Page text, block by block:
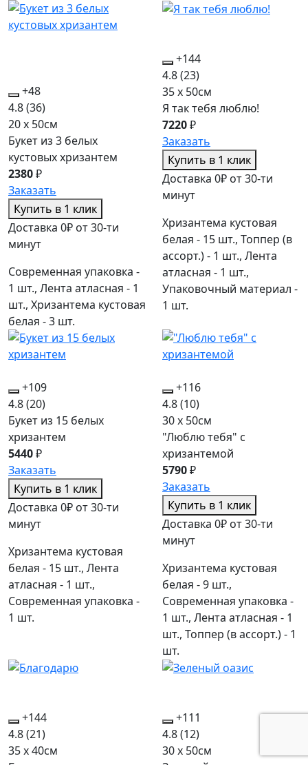
+48
4.8(36)
20 x 50см
Букет из 3 белых
кустовых хризантем
2380₽
Заказать
Купить в 1 клик
Доставка 0₽ от 30-ти
минут
Современная упаковка -
1 шт., Лента атласная - 1
шт., Хризантема кустовая
белая - 3 шт.
+144
4.8(23)
35 x 50см
Я так тебя люблю!
7220₽
Заказать
Купить в 1 клик
Доставка 0₽ от 30-ти
минут
Хризантема кустовая
белая - 15 шт., Топпер (в
ассорт.) - 1 шт., Лента
атласная - 1 шт.,
Упаковочный материал -
1 шт.
+109
4.8(20)
Букет из 15 белых
хризантем
5440₽
Заказать
Купить в 1 клик
Доставка 0₽ от 30-ти
минут
Хризантема кустовая
белая - 15 шт., Лента
атласная - 1 шт.,
Современная упаковка -
1 шт.
+116
4.8(10)
30 x 50см
"Люблю тебя" с
хризантемой
5790₽
Заказать
Купить в 1 клик
Доставка 0₽ от 30-ти
минут
Хризантема кустовая
белая - 9 шт.,
Современная упаковка -
1 шт., Лента атласная - 1
шт., Топпер (в ассорт.) - 1
шт.
+144
4.8(21)
35 x 40см
+111
4.8(12)
30 x 50см